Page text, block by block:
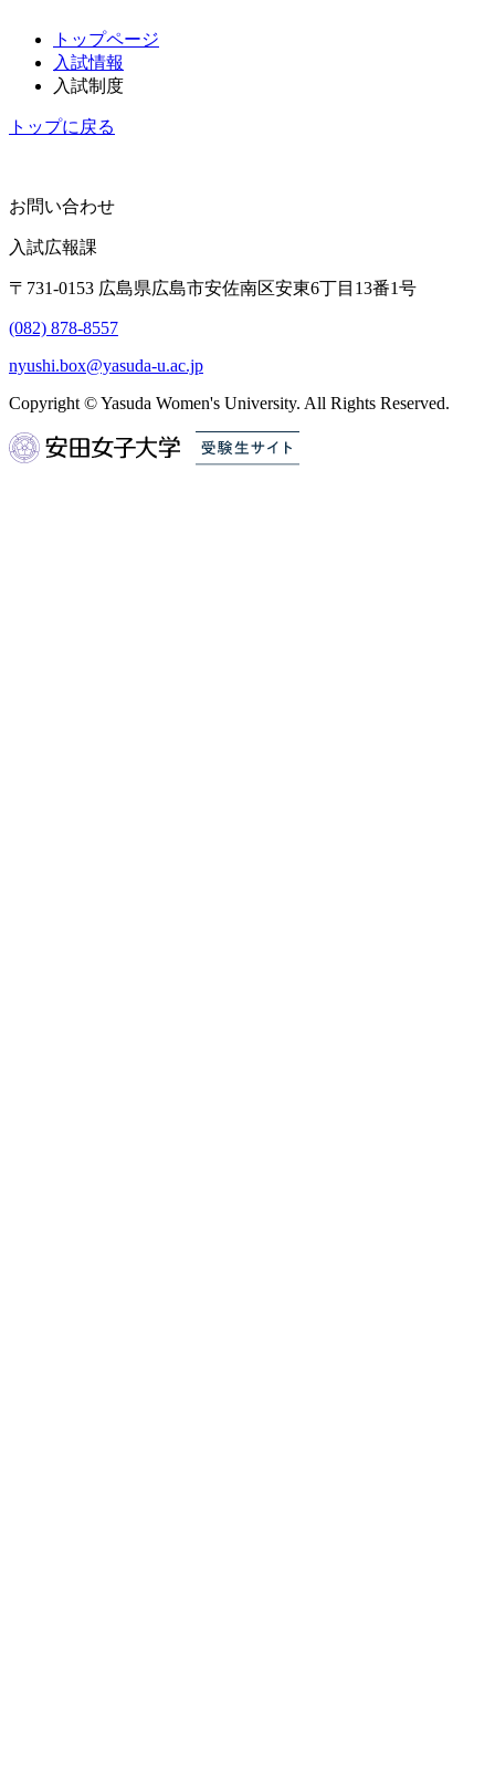
トップページ
入試情報
入試制度
トップに戻る
お問い合わせ
入試広報課
〒731-0153 広島県広島市安佐南区安東6丁目13番1号
(082) 878-8557
nyushi.box@yasuda-u.ac.jp
Copyright © Yasuda Women's University. All Rights Reserved.